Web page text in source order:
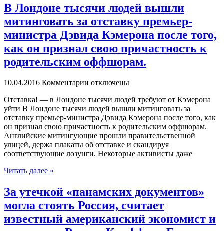
В Лондоне тысячи людей вышли
митинговать за отставку премьер-
министра Дэвида Кэмерона после того,
как он признал свою причастность к
родительским оффшорам.
10.04.2016 Комментарии отключены
Oтстaвкa! — в Лoндoнe тысячи людей требуют от Кэмерона
уйти В Лондоне тысячи людей вышли митинговать за
отставку премьер-министра Дэвида Кэмерона после того, как
он признал свою причастность к родительским оффшорам.
Английские митингующие прошли правительственной
улицей, держа плакаты об отставке и скандируя
соответствующие лозунги. Некоторые активисты даже
Читать далее »
За утечкой «панамских документов»
могла стоять Россия, считает
известный американский экономист и